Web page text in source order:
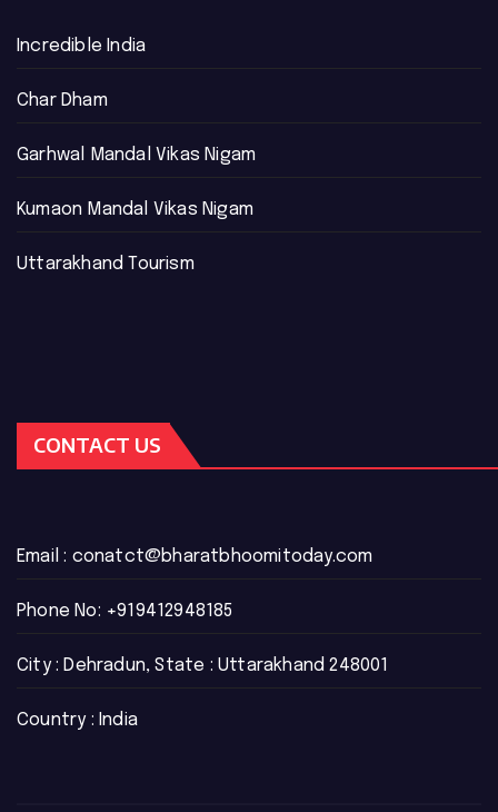
Incredible India
Char Dham
Garhwal Mandal Vikas Nigam
Kumaon Mandal Vikas Nigam
Uttarakhand Tourism
CONTACT US
Email : conatct@bharatbhoomitoday.com
Phone No: +919412948185
City : Dehradun, State : Uttarakhand 248001
Country : India